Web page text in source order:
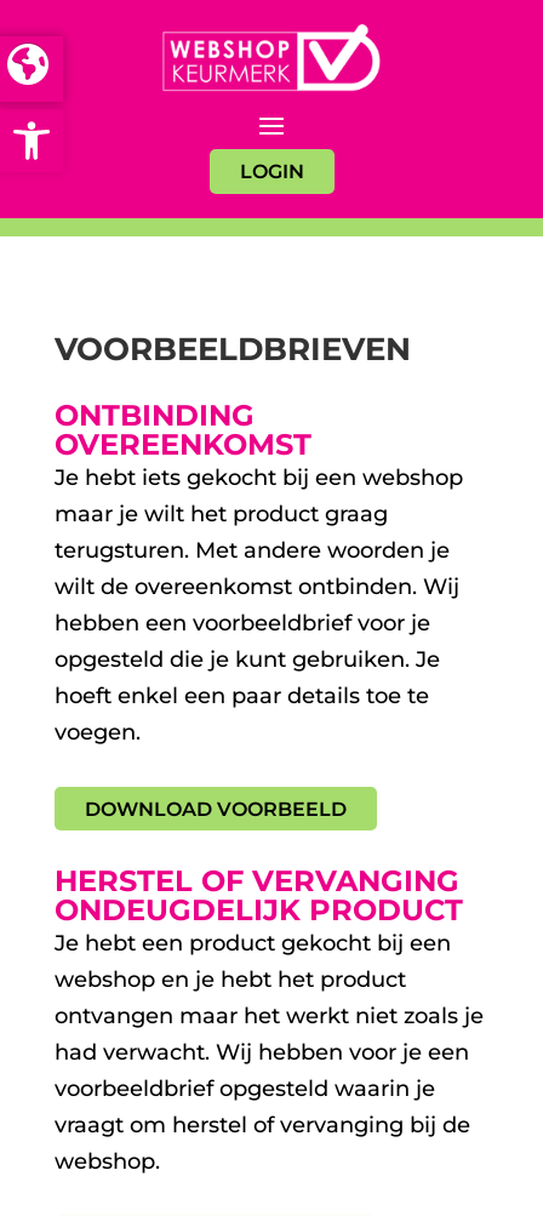
Open toolbar
LOGIN
VOORBEELDBRIEVEN
ONTBINDING
OVEREENKOMST
Je hebt iets gekocht bij een webshop
maar je wilt het product graag
terugsturen. Met andere woorden je
wilt de overeenkomst ontbinden. Wij
hebben een voorbeeldbrief voor je
opgesteld die je kunt gebruiken. Je
hoeft enkel een paar details toe te
voegen.
DOWNLOAD VOORBEELD
HERSTEL OF VERVANGING
ONDEUGDELIJK PRODUCT
Je hebt een product gekocht bij een
webshop en je hebt het product
ontvangen maar het werkt niet zoals je
had verwacht. Wij hebben voor je een
voorbeeldbrief opgesteld waarin je
vraagt om herstel of vervanging bij de
webshop.